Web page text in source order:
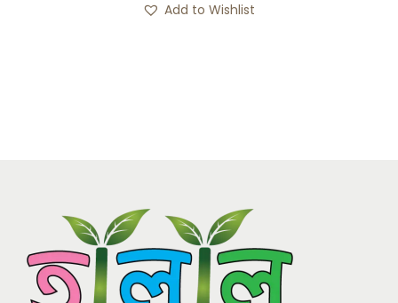
Add to Wishlist